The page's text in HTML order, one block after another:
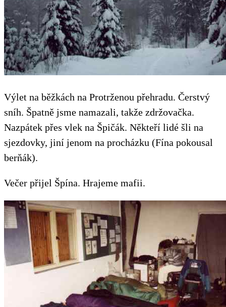
Výlet na běžkách na Protrženou přehradu. Čerstvý
sníh. Špatně jsme namazali, takže zdržovačka.
Nazpátek přes vlek na Špičák. Někteří lidé šli na
sjezdovky, jiní jenom na procházku (Fína pokousal
berňák).
Večer přijel Špína. Hrajeme mafii.